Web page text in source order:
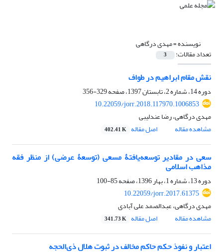
نویسنده =مهدی درگاهی
تعداد مقالات: 3
نقش مقام ابراهیم در طواف
دوره 14، شماره 2، تابستان 1397، صفحه
329-356
10.22059/jorr.2018.117970.1006853
مهدی درگاهی، رضا عندلیبی
مشاهده مقاله
اصل مقاله 402.41 K
سعی در مقادیر توسعه‌یافتۀ مسعی (توسعۀ عرضی) از منظر فقه
مذاهب اسلامی
دوره 13، شماره 1، بهار 1396، صفحه
85-100
10.22059/jorr.2017.61375
مهدی درگاهی، عبدالصمد علی آبادی
مشاهده مقاله
اصل مقاله 341.73 K
اعتبار و نفوذ حکم حاکم مخالف در ثبوت هلال ذی‌‌الحجه